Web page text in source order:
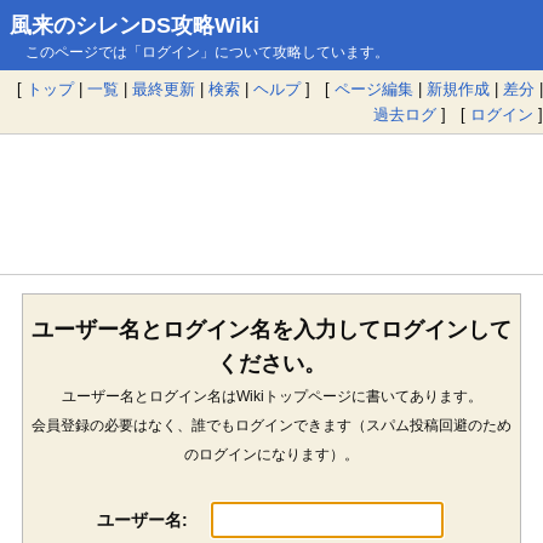
風来のシレンDS攻略Wiki
このページでは「ログイン」について攻略しています。
[ トップ| 一覧 | 最終更新 | 検索 | ヘルプ] [ ページ編集 | 新規作成 | 差分 |
過去ログ ] [ ログイン ]
ユーザー名とログイン名を入力してログインして
ください。
ユーザー名とログイン名はWikiトップページに書いてあります。
会員登録の必要はなく、誰でもログインできます（スパム投稿回避のため
のログインになります）。
ユーザー名: